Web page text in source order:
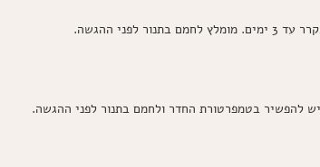
ההגשה.
להפשיר בטמפרטורת החדר ולחמם בתנור לפני ההגשה.